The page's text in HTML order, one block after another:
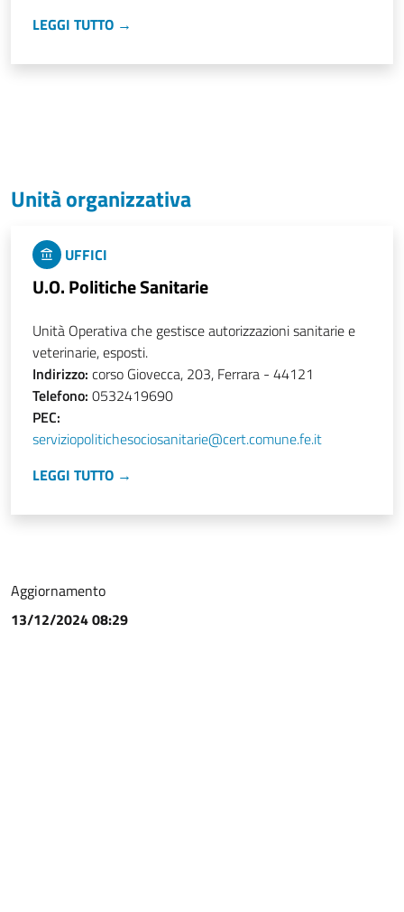
LEGGI TUTTO →
Unità organizzativa
UFFICI
U.O. Politiche Sanitarie
Unità Operativa che gestisce autorizzazioni sanitarie e
veterinarie, esposti.
Indirizzo: corso Giovecca, 203, Ferrara - 44121
Telefono: 0532419690
PEC:
serviziopolitichesociosanitarie@cert.comune.fe.it
LEGGI TUTTO →
Aggiornamento
13/12/2024 08:29